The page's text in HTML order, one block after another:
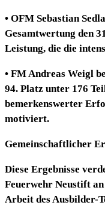
• OFM Sebastian
Gesamtwertung den
Leistung, die die
• FM Andreas Weigl
94. Platz unter 176
bemerkenswerter
motiviert.
Gemeinschaftlicher
Diese Ergebnisse
Feuerwehr Neustift
Arbeit des Ausbilder-